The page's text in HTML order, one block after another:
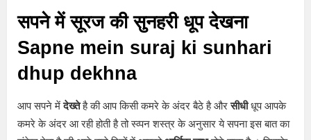
सपने में सूरज की सुनहरी धूप देखना
Sapne mein suraj ki sunhari
dhup dekhna
आप सपने मेंदेख्तेहै की आप किसी कमरे के अंदर बैठे है औरसीधीधूप आपके
कमरे के अंदर आ रही होती है तो स्व्पन शस्त्र के अनुसार ये सपना इस बात का